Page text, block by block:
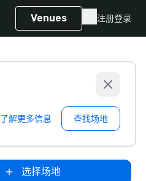
Venues 注册登录
了解更多信息 查找场地
选择场地